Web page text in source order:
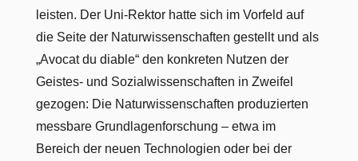
leisten. Der Uni-Rektor hatte sich im Vorfeld auf
die Seite der Naturwissenschaften gestellt und als
„Avocat du diable“ den konkreten Nutzen der
Geistes- und Sozialwissenschaften in Zweifel
gezogen: Die Naturwissenschaften produzierten
messbare Grundlagenforschung – etwa im
Bereich der neuen Technologien oder bei der